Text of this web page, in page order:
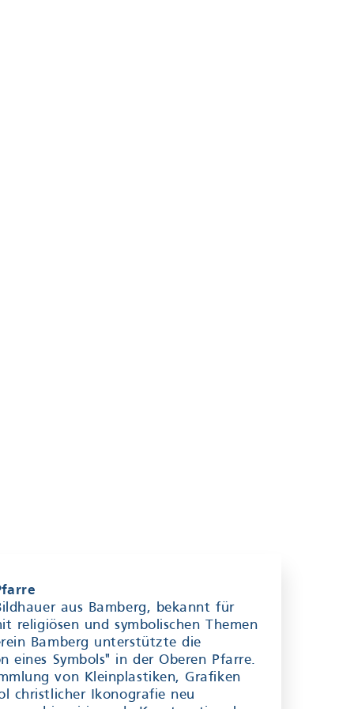
aus Bamberg, bekannt für
religiösen und symbolischen Themen
Bamberg unterstützte die
eines Symbols" in der Oberen Pfarre.
von Kleinplastiken, Grafiken
christlicher Ikonografie neu